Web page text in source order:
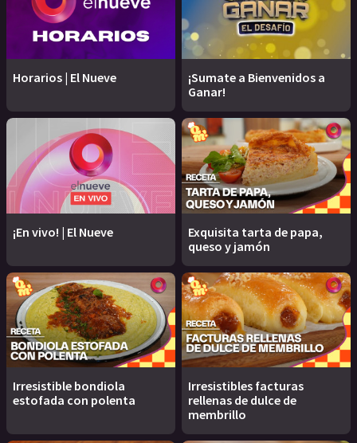
Horarios | El Nueve
¡Sumate a Bienvenidos a
Ganar!
¡En vivo! | El Nueve
Exquisita tarta de papa,
queso y jamón
Irresistible bondiola
estofada con polenta
Irresistibles facturas
rellenas de dulce de
membrillo